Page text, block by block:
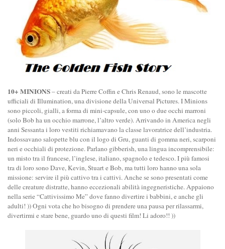
10+ MINIONS– creati da Pierre Coffin e Chris Renaud, sono le mascotte
ufficiali di Illumination, una divisione della Universal Pictures. I Minions
sono piccoli, gialli, a forma di mini-capsule, con uno o due occhi marroni
(solo Bob ha un occhio marrone, l’altro verde). Arrivando in America negli
anni Sessanta i loro vestiti richiamavano la classe lavoratrice dell’industria.
Indossavano salopette blu con il logo di Gru, guanti di gomma neri, scarponi
neri e occhiali di protezione. Parlano gibberish, una lingua incomprensibile:
un misto tra il francese, l’inglese, italiano, spagnolo e tedesco. I più famosi
tra di loro sono Dave, Kevin, Stuart e Bob, ma tutti loro hanno una sola
missione: servire il più cattivo tra i cattivi. Anche se sono presentati come
delle creature distratte, hanno eccezionali abilità ingegneristiche. Appaiono
nella serie “Cattivissimo Me” dove fanno divertire i babbini, e anche gli
adulti! )) Ogni vota che ho bisogno di prendere una pausa per rilassarmi,
divertirmi e stare bene, guardo uno di questi film! Li adoro!! ))